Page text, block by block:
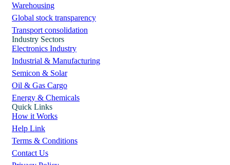
Warehousing
Global stock transparency
Transport consolidation
Industry Sectors
Electronics Industry
Industrial & Manufacturing
Semicon & Solar
Oil & Gas Cargo
Energy & Chemicals
Quick Links
How it Works
Help Link
Terms & Conditions
Contact Us